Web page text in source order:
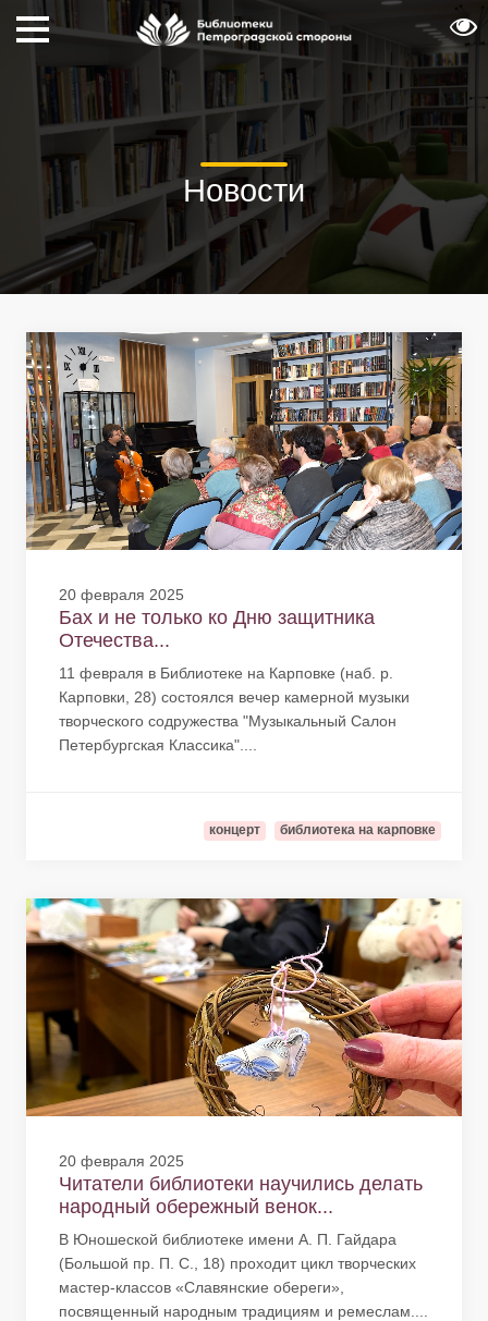
Новости
20 февраля 2025
Бах и не только ко Дню защитника
Отечества...
11 февраля в Библиотеке на Карповке (наб. р.
Карповки, 28) состоялся вечер камерной музыки
творческого содружества "Музыкальный Салон
Петербургская Классика"....
концерт библиотека на карповке
20 февраля 2025
Читатели библиотеки научились делать
народный обережный венок...
В Юношеской библиотеке имени А. П. Гайдара
(Большой пр. П. С., 18) проходит цикл творческих
мастер-классов «Славянские обереги»,
посвященный народным традициям и ремеслам....